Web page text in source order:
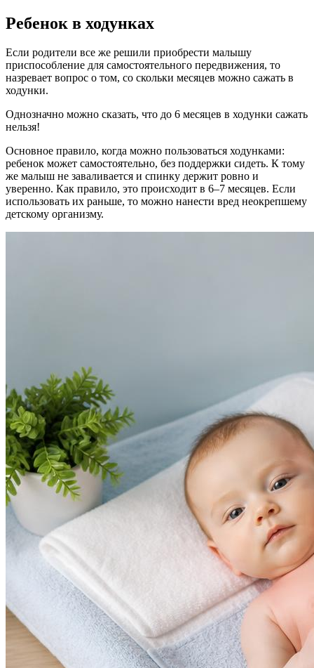
Ребенок в ходунках
Если родители все же решили приобрести малышу
приспособление для самостоятельного передвижения, то
назревает вопрос о том, со скольки месяцев можно сажать в
ходунки.
Однозначно можно сказать, что до 6 месяцев в ходунки сажать
нельзя!
Основное правило, когда можно пользоваться ходунками:
ребенок может самостоятельно, без поддержки сидеть. К тому
же малыш не заваливается и спинку держит ровно и
уверенно. Как правило, это происходит в 6–7 месяцев. Если
использовать их раньше, то можно нанести вред неокрепшему
детскому организму.